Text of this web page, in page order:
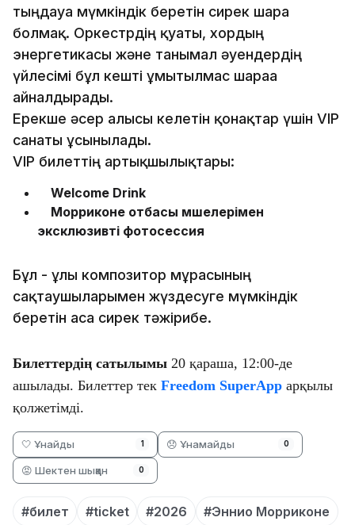
тыңдауға мүмкіндік беретін сирек шара
болмақ. Оркестрдің қуаты, хордың
энергетикасы және танымал әуендердің
үйлесімі бұл кешті ұмытылмас шараға
айналдырады.
Ерекше әсер алғысы келетін қонақтар үшін VIP
санаты ұсынылады.
VIP билеттің артықшылықтары:
Welcome Drink
Морриконе отбасы мүшелерімен
эксклюзивті фотосессия
Бұл - ұлы композитор мұрасының
сақтаушыларымен жүздесуге мүмкіндік
беретін аса сирек тәжірибе.
Билеттердің сатылымы 20 қараша, 12:00-де
ашылады. Билеттер тек Freedom SuperApp арқылы
қолжетімді.
🤍 Ұнайды 1 😞 Ұнамайды 0
😡 Шектен шыққан 0
#билет #ticket #2026
#Эннио Морриконе